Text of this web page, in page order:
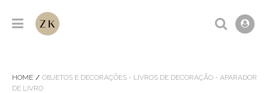
HOME
OBJETOS E DECORAÇÕES - LIVROS DE DECORAÇÃO - APARADOR
DE LIVRO